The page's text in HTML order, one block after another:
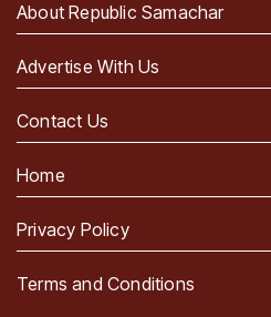
About Republic Samachar
Advertise With Us
Contact Us
Home
Privacy Policy
Terms and Conditions